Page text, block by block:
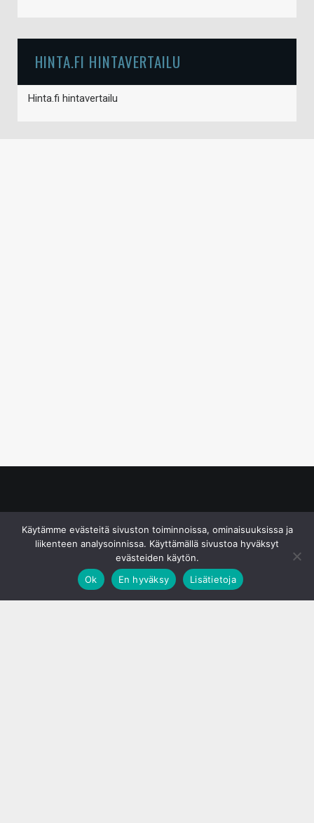
HINTA.FI HINTAVERTAILU
Hinta.fi hintavertailu
Käytämme evästeitä sivuston toiminnoissa, ominaisuuksissa ja
liikenteen analysoinnissa. Käyttämällä sivustoa hyväksyt
evästeiden käytön.
Ok
En hyväksy Lisätietoja